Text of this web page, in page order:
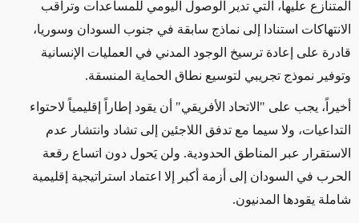
المتنازع عليها، التي تدير الوصول اليومي للمساعدات وتراقب
الانتهاكات استنادا إلى نماذج سابقة في جنوب السودان وسوريا،
قادرة على إعادة ترسيخ الوجود المدني في العمليات الإنسانية
وتوفير نموذج تجريبي لتوسيع نطاق الحماية المنسقة.
أخيراً، يجب على "الاتحاد الأفريقي" أن يقود إطاراً إقليمياً لاحتواء
التداعيات، ولا سيما مع تدفق اللاجئين إلى تشاد وانتشار عدم
الاستقرار عبر المناطق الحدودية. ولن يَحول دون اتساع رقعة
الحرب في السودان إلى أزمة أكبر إلا اعتماد استراتيجية إقليمية
شاملة يقودها المدنيون.